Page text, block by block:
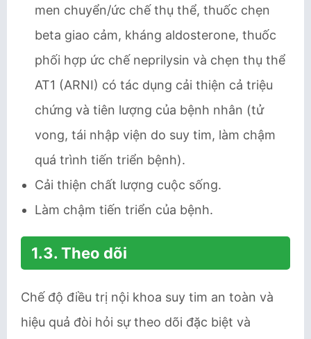
men chuyển/ức chế thụ thể, thuốc chẹn
beta giao cảm, kháng aldosterone, thuốc
phối hợp ức chế neprilysin và chẹn thụ thể
AT1 (ARNI) có tác dụng cải thiện cả triệu
chứng và tiên lượng của bệnh nhân (tử
vong, tái nhập viện do suy tim, làm chậm
quá trình tiến triển bệnh).
Cải thiện chất lượng cuộc sống.
Làm chậm tiến triển của bệnh.
1.3. Theo dõi
Chế độ điều trị nội khoa suy tim an toàn và
hiệu quả đòi hỏi sự theo dõi đặc biệt và